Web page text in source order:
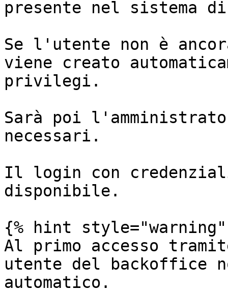
presente nel sistema
Se l'utente non è
viene creato
privilegi.
Sarà poi
necessari.
Il login con
disponibile.
{% hint style="warning"
Al primo accesso
utente del backoffice
automatico.